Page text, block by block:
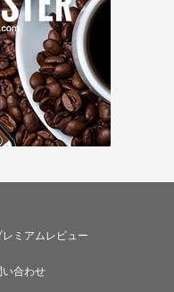
レミアムレビュー
い合わせ